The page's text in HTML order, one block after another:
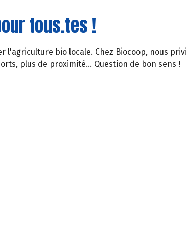
tous.tes !
l'agriculture bio locale. Chez Biocoop, nous
plus de proximité... Question de bon sens !